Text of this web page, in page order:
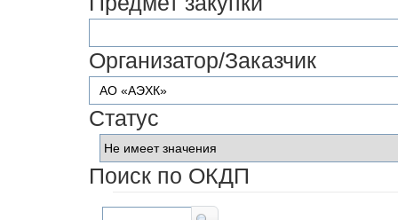
Организатор/Заказчик
Статус
Поиск по ОКДП